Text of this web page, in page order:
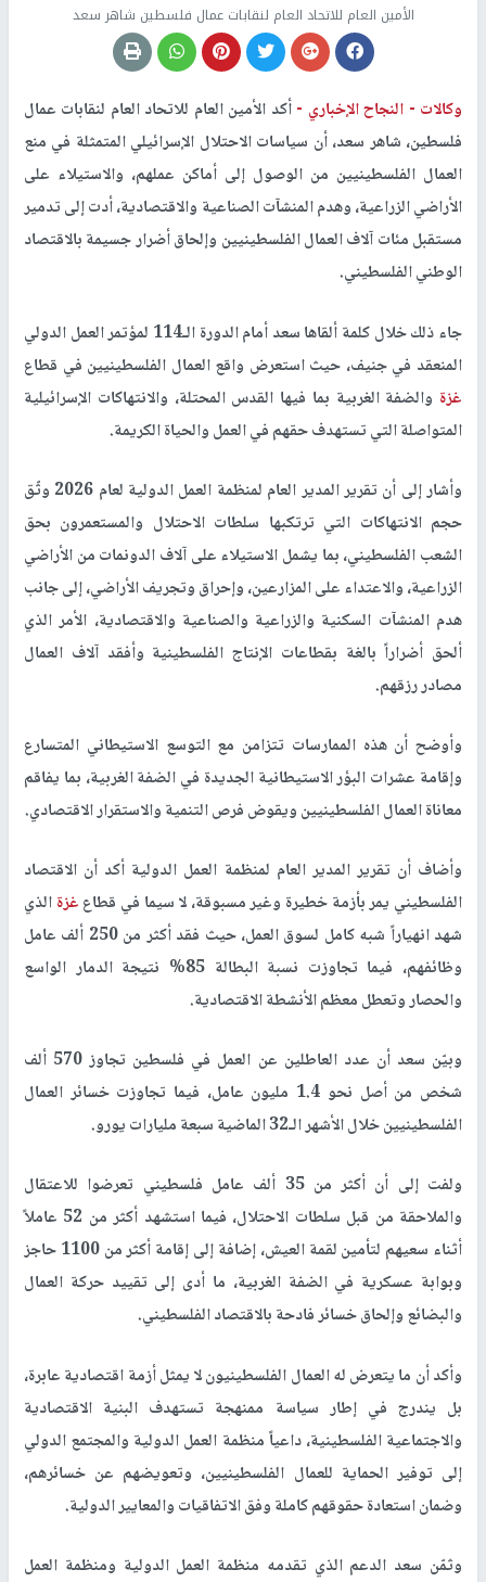
الأمين العام للاتحاد العام لنقابات عمال فلسطين شاهر سعد
وكالات - النجاح الإخباري -أكد الأمين العام للاتحاد العام لنقابات عمال
فلسطين، شاهر سعد، أن سياسات الاحتلال الإسرائيلي المتمثلة في منع
العمال الفلسطينيين من الوصول إلى أماكن عملهم، والاستيلاء على
الأراضي الزراعية، وهدم المنشآت الصناعية والاقتصادية، أدت إلى تدمير
مستقبل مئات آلاف العمال الفلسطينيين وإلحاق أضرار جسيمة بالاقتصاد
الوطني الفلسطيني.
جاء ذلك خلال كلمة ألقاها سعد أمام الدورة الـ114 لمؤتمر العمل الدولي
المنعقد في جنيف، حيث استعرض واقع العمال الفلسطينيين في قطاع
غزة والضفة الغربية بما فيها القدس المحتلة، والانتهاكات الإسرائيلية
المتواصلة التي تستهدف حقهم في العمل والحياة الكريمة.
وأشار إلى أن تقرير المدير العام لمنظمة العمل الدولية لعام 2026 وثّق
حجم الانتهاكات التي ترتكبها سلطات الاحتلال والمستعمرون بحق
الشعب الفلسطيني، بما يشمل الاستيلاء على آلاف الدونمات من الأراضي
الزراعية، والاعتداء على المزارعين، وإحراق وتجريف الأراضي، إلى جانب
هدم المنشآت السكنية والزراعية والصناعية والاقتصادية، الأمر الذي
ألحق أضراراً بالغة بقطاعات الإنتاج الفلسطينية وأفقد آلاف العمال
مصادر رزقهم.
وأوضح أن هذه الممارسات تتزامن مع التوسع الاستيطاني المتسارع
وإقامة عشرات البؤر الاستيطانية الجديدة في الضفة الغربية، بما يفاقم
معاناة العمال الفلسطينيين ويقوض فرص التنمية والاستقرار الاقتصادي.
وأضاف أن تقرير المدير العام لمنظمة العمل الدولية أكد أن الاقتصاد
الفلسطيني يمر بأزمة خطيرة وغير مسبوقة، لا سيما في قطاعغزةالذي
شهد انهياراً شبه كامل لسوق العمل، حيث فقد أكثر من 250 ألف عامل
وظائفهم، فيما تجاوزت نسبة البطالة 85% نتيجة الدمار الواسع
والحصار وتعطل معظم الأنشطة الاقتصادية.
وبيّن سعد أن عدد العاطلين عن العمل في فلسطين تجاوز 570 ألف
شخص من أصل نحو 1.4 مليون عامل، فيما تجاوزت خسائر العمال
الفلسطينيين خلال الأشهر الـ32 الماضية سبعة مليارات يورو
.
ولفت إلى أن أكثر من 35 ألف عامل فلسطيني تعرضوا للاعتقال
والملاحقة من قبل سلطات الاحتلال، فيما استشهد أكثر من 52 عاملاً
أثناء سعيهم لتأمين لقمة العيش، إضافة إلى إقامة أكثر من 1100 حاجز
وبوابة عسكرية في الضفة الغربية، ما أدى إلى تقييد حركة العمال
والبضائع وإلحاق خسائر فادحة بالاقتصاد الفلسطيني.
وأكد أن ما يتعرض له العمال الفلسطينيون لا يمثل أزمة اقتصادية عابرة،
بل يندرج في إطار سياسة ممنهجة تستهدف البنية الاقتصادية
والاجتماعية الفلسطينية، داعياً منظمة العمل الدولية والمجتمع الدولي
إلى توفير الحماية للعمال الفلسطينيين، وتعويضهم عن خسائرهم،
وضمان استعادة حقوقهم كاملة وفق الاتفاقيات والمعايير الدولية.
وثمّن سعد الدعم الذي تقدمه منظمة العمل الدولية ومنظمة العمل